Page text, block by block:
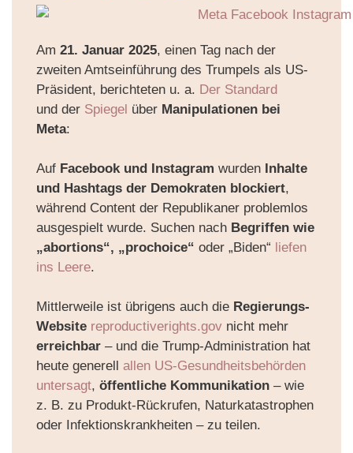
Am21. Januar 2025, einen Tag nach der
zweitenAmtseinführung des Trumpels als US-
Präsident, berichteten u. a. Der Standard
und der Spiegel über Manipulationen bei
Meta:
Auf Facebook und Instagram wurden Inhalte
und Hashtags der Demokraten blockiert,
während Content der Republikaner problemlos
ausgespielt wurde. Suchen nach Begriffen wie
„abortions“, „prochoice“ oder „Biden“ liefen
ins Leere.
Mittlerweile ist übrigens auch die Regierungs-
Website reproductiverights.gov nicht mehr
erreichbar – und die Trump-Administration hat
heute generellallen US-Gesundheitsbehörden
untersagt,öffentliche Kommunikation – wie
z. B. zu Produkt-Rückrufen, Naturkatastrophen
oder Infektionskrankheiten – zu teilen.